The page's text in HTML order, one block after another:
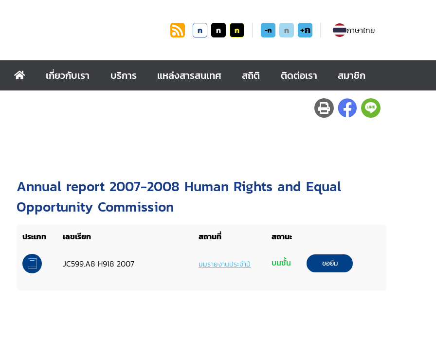
ก ก ก -ก ก +ก ภาษาไทย
เกี่ยวกับเรา บริการ แหล่งสารสนเทศ สถิติ ติดต่อเรา สมาชิก
Annual report 2007-2008 Human Rights and Equal
Opportunity Commission
ประเภท เลขเรียก สถานที่ สถานะ
JC599.A8 H918 2007 มุมรายงานประจำปี บนชั้น ขอยืม